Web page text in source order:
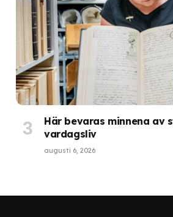
Här bevaras minnena av
vardagsliv
augusti 6, 2026